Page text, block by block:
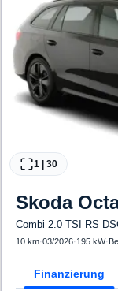
1 30
Skoda
Combi 2.0 TSI RS
10 km·03/2026· 195 kW·
Finanzierung